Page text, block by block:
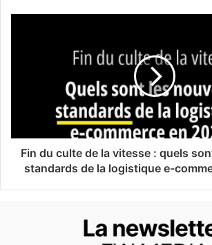
Fin du culte de la vitesse : quels
standards de la logistique e-